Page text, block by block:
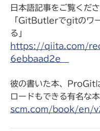
日本語記事をご覧くださ
「GitButlerでgitのワ
る」
https://qiita.com/
6ebbaad2e
彼の書いた本、ProGit
ロードもできる有名な本
scm.com/book/en/